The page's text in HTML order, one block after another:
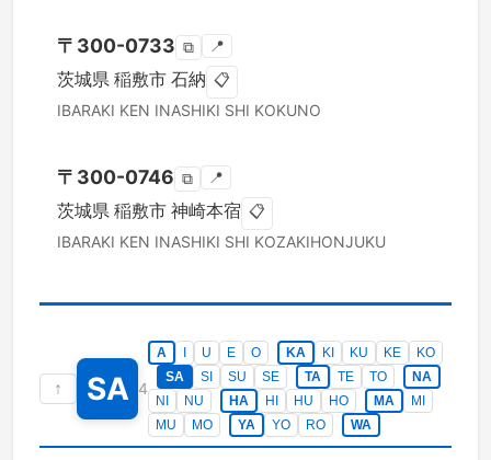
〒 300-0733 ⧉ 📍
茨城県 稲敷市 石納 📋
IBARAKI KEN INASHIKI SHI KOKUNO
〒 300-0746 ⧉ 📍
茨城県 稲敷市 神崎本宿 📋
IBARAKI KEN INASHIKI SHI KOZAKIHONJUKU
↑ SA 4
A U E O KA KI KU KE
KO
SA
SI SU SE TA TE TO
NA
NI
NU HA HI HU HO MA
MI
MU
MO YA YO RO WA